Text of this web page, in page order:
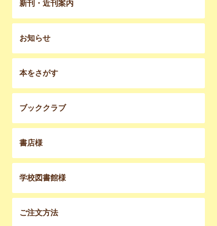
新刊・近刊案内
お知らせ
本をさがす
ブッククラブ
書店様
学校図書館様
ご注文方法